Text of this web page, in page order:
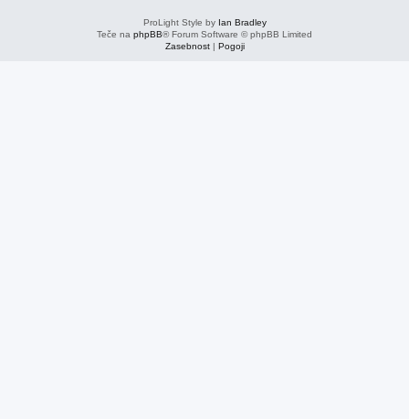
ProLight Style by Ian Bradley
Teče na phpBB® Forum Software © phpBB Limited
Zasebnost| Pogoji